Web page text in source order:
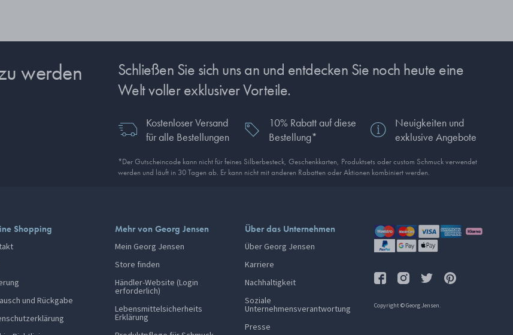
werden
Schließen Sie sich uns an und entdecken Sie noch heute eine
Welt voller exklusiver Vorteile.
Kostenloser Versand
für alle Bestellungen
10% Rabatt auf diese
Bestellung*
Neuigkeiten und
exklusive Angebote
*Der Gutscheincode kann nicht für feines Silberbesteck, Geschenkkarten, Produkt­sets oder custom Schmuck verwendet
werden und läuft in 30 Tagen ab. Er kann nicht mit anderen Rabatten oder Aktionen kombiniert werden.
Shopping
und Rückgabe
Mehr von Georg Jensen
Mein Georg Jensen
Store finden
Händler-Website (Login
erforderlich)
Lebensmittelsicherheits
Erklärung
Über das Unternehmen
Über Georg Jensen
Karriere
Nachhaltigkeit
Soziale
Unternehmensverantwortung
Presse
Copyright © Georg Jensen.